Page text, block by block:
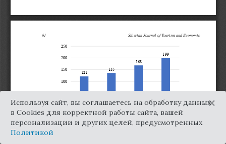
Используя сайт, вы соглашаетесь на обработку данных
в Cookies для корректной работы сайта, вашей
персонализации и других целей, предусмотренных
Политикой
×